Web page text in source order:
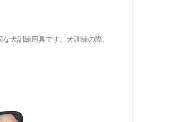
犬訓練用具です。犬訓練の際、